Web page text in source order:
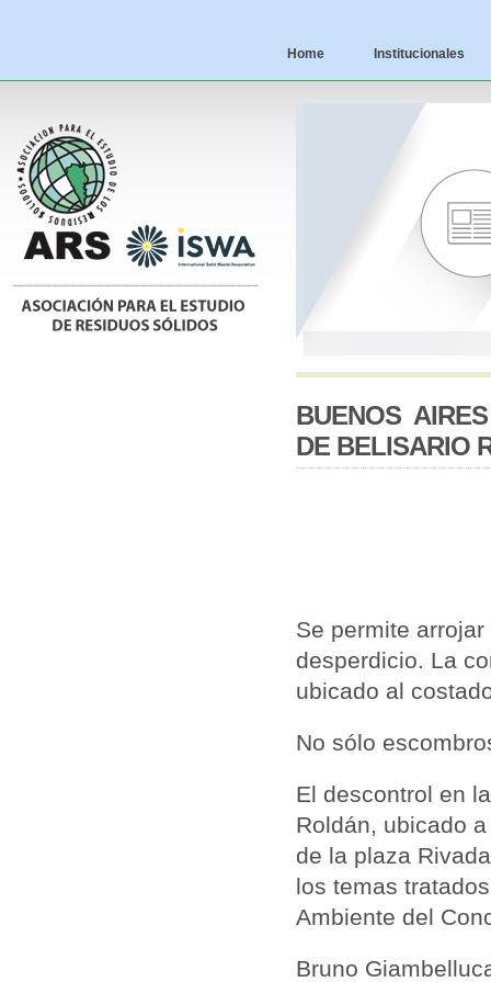
Home Institucionales
BUENOS
DE BELISARIO
Se permite
desperdicio. La
ubicado al
No sólo
El descontrol en
Roldán, ubicado
de la plaza
los temas
Ambiente del
Bruno